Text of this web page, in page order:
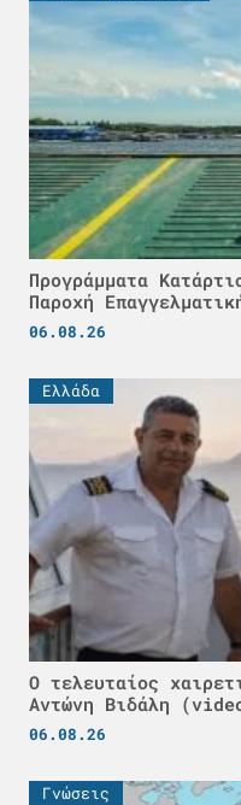
Προγράμματα
Παροχή
06.08.26
Ελλάδα
Ο τελευταίος
Αντώνη Βιδάλη
06.08.26
Γνώσεις